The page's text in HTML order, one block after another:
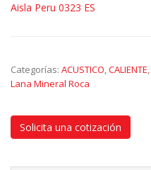
Aisla Peru 0323 ES
Categorías: ACUSTICO,CALIENTE,
Lana Mineral Roca
Solicita una cotización